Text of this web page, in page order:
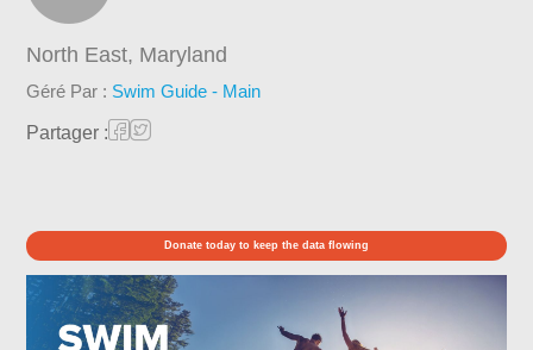
North East, Maryland
Géré Par : Swim Guide - Main
Partager :
Donate today to keep the data flowing